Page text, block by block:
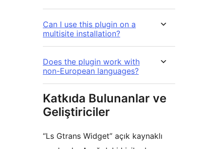
Can I use this plugin on a
multisite installation?
Does the plugin work with
non-European languages?
Katkıda Bulunanlar ve
Geliştiriciler
“Ls Gtrans Widget” açık kaynaklı